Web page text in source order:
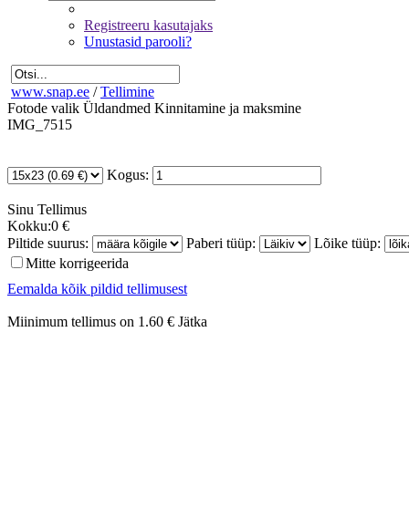
Registreeru kasutajaks
Unustasid parooli?
www.snap.ee / Tellimine
Fotode valik Üldandmed Kinnitamine ja maksmine
IMG_7515
Kogus:
Sinu Tellimus
Kokku:0 €
Piltide suurus:
Paberi tüüp:
Lõike tüüp:
Mitte korrigeerida
Eemalda kõik pildid tellimusest
Miinimum tellimus on 1.60 € Jätka